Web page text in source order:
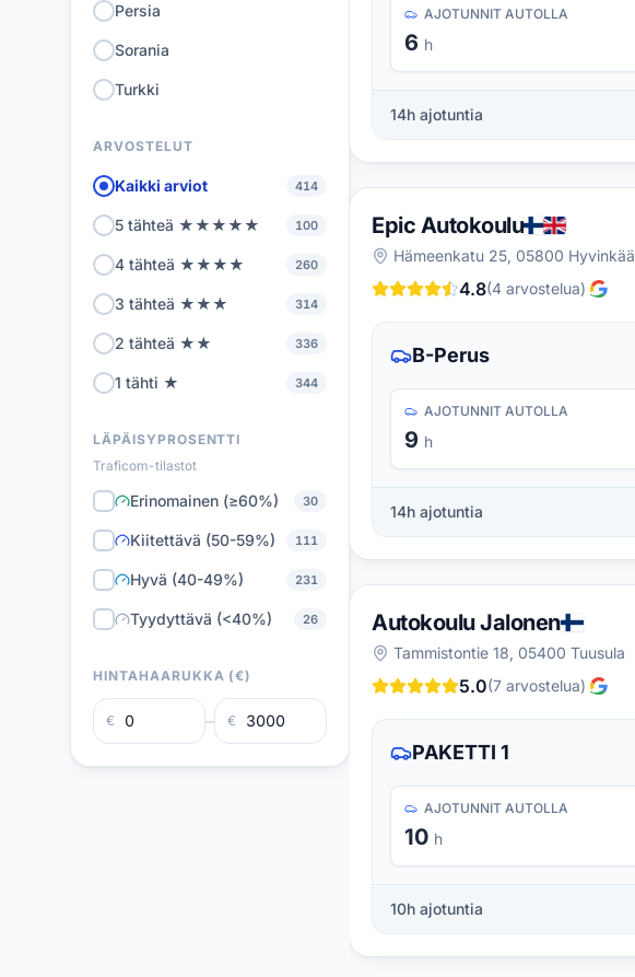
Persia
Sorania
Turkki
ARVOSTELUT
Kaikki arviot 414
5 tähteä ★★★★★ 100
4 tähteä ★★★★ 260
3 tähteä ★★★ 314
2 tähteä ★★ 336
1 tähti ★ 344
LÄPÄISYPROSENTTI
Traficom-tilastot
Erinomainen (≥60%) 30
Kiitettävä (50-59%) 111
Hyvä (40-49%) 231
Tyydyttävä (<40%) 26
HINTAHAARUKKA (€)
€ – €
AJOTUNNIT AUTOLLA
6 h
14h ajotuntia
Epic Autokoulu
Hämeenkatu 25, 05800 Hyvinkää
4.8(4 arvostelua)
B-Perus
AJOTUNNIT AUTOLLA
9 h
14h ajotuntia
Autokoulu Jalonen
Tammistontie 18, 05400 Tuusula
5.0(7 arvostelua)
PAKETTI 1
AJOTUNNIT AUTOLLA
10 h
10h ajotuntia